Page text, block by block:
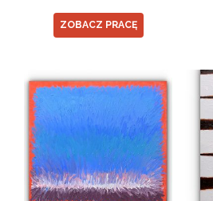
ZOBACZ PRACĘ